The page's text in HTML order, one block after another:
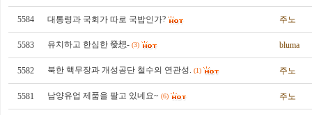
5584 대통령과 국회가 따로 국밥인가? 주노
5583 유치하고 한심한 發想- (3) bluma
5582 북한 핵무장과 개성공단 철수의 연관성. (1) 주노
5581 남양유업 제품을 팔고 있네요~ (6) 주노